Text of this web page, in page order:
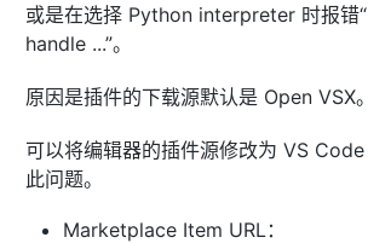
或是在选择 Python interpreter 时报错
handle ...”。
原因是插件的下载源默认是 Open VSX。
可以将编辑器的插件源修改为 VS
此问题。
Marketplace Item URL：